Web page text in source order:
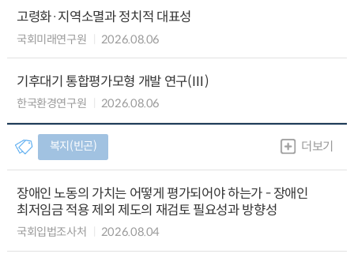
고령화·지역소멸과 정치적 대표성
국회미래연구원 2026.08.06
기후대기 통합평가모형 개발 연구(Ⅲ)
한국환경연구원 2026.08.06
복지(빈곤) 더보기
장애인 노동의 가치는 어떻게 평가되어야 하는가 - 장애인
최저임금 적용 제외 제도의 재검토 필요성과 방향성
국회입법조사처 2026.08.04